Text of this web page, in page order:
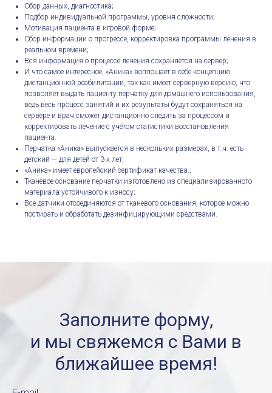
Сбор данных, диагностика;
Подбор индивидуальной программы, уровня сложности;
Мотивация пациента в игровой форме;
Сбор информации о прогрессе, корректировка программы лечения в
реальном времени;
Вся информация о процессе лечения сохраняется на сервер;
И что самое интересное, «Аника» воплощает в себе концепцию
дистанционной реабилитации, так как имеет серверную версию, что
позволяет выдать пациенту перчатку для домашнего использования,
ведь весь процесс занятий и их результаты будут сохраняться на
сервере и врач сможет дистанционно следить за процессом и
корректировать лечение с учётом статистики восстановления
пациента.
Перчатка «Аника» выпускается в нескольких размерах, в т.ч. есть
детский — для детей от 3-х лет;
«Аника» имеет европейский сертификат качества.;
Тканевое основание перчатки изготовлено из специализированного
материала устойчивого к износу;
Все датчики отсоединяются от тканевого основания, которое можно
постирать и обработать дезинфицирующими средствами.
Заполните форму,
и мы свяжемся с Вами в
ближайшее время!